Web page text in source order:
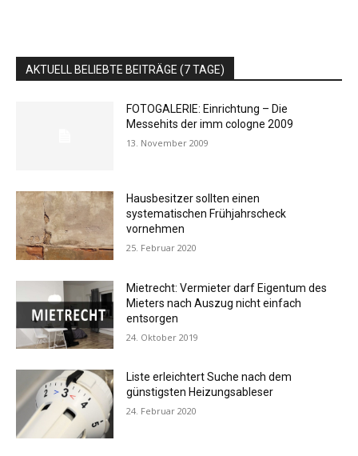
AKTUELL BELIEBTE BEITRÄGE (7 TAGE)
FOTOGALERIE: Einrichtung – Die
Messehits der imm cologne 2009
13. November 2009
Hausbesitzer sollten einen
systematischen Frühjahrscheck
vornehmen
25. Februar 2020
Mietrecht: Vermieter darf Eigentum des
Mieters nach Auszug nicht einfach
entsorgen
24. Oktober 2019
Liste erleichtert Suche nach dem
günstigsten Heizungsableser
24. Februar 2020